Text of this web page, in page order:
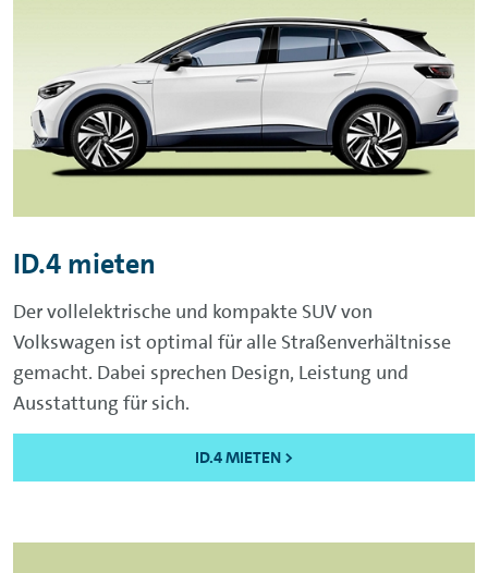
ID.4 mieten
Der vollelektrische und kompakte SUV von
Volkswagen ist optimal für alle Straßenverhältnisse
gemacht. Dabei sprechen Design, Leistung und
Ausstattung für sich.
ID.4 MIETEN >